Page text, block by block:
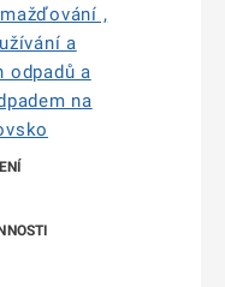
,
a
odpadů a
na